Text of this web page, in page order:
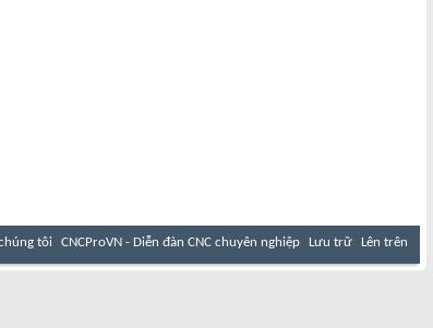
tôi CNCProVN - Diễn đàn CNC chuyên nghiệp Lưu trữ Lên trên